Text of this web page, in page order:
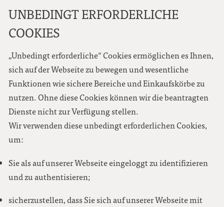
UNBEDINGT ERFORDERLICHE
COOKIES
„Unbedingt erforderliche“ Cookies ermöglichen es Ihnen,
sich auf der Webseite zu bewegen und wesentliche
Funktionen wie sichere Bereiche und Einkaufskörbe zu
nutzen. Ohne diese Cookies können wir die beantragten
Dienste nicht zur Verfügung stellen.
Wir verwenden diese unbedingt erforderlichen Cookies,
um:
Sie als auf unserer Webseite eingeloggt zu identifizieren
und zu authentisieren;
sicherzustellen, dass Sie sich auf unserer Webseite mit